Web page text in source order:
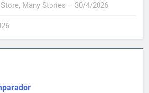
Store, Many Stories – 30/4/2026